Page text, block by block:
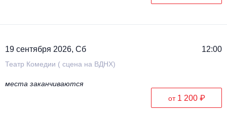
19 сентября 2026, Сб 12:00
Театр Комедии ( сцена на ВДНХ)
места заканчиваются
от 1 200 ₽